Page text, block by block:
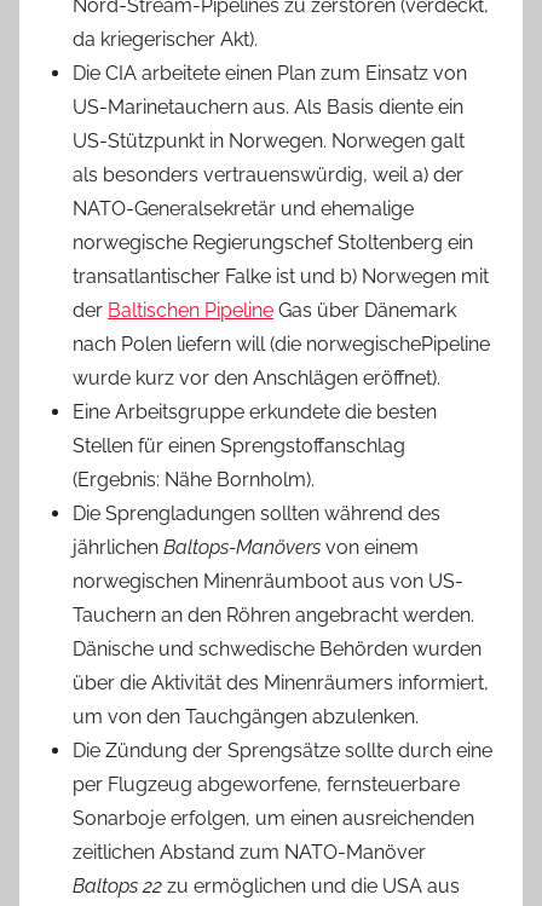
Nord-Stream-Pipelines zu zerstören (verdeckt,
da kriegerischer Akt).
Die CIA arbeitete einen Plan zum Einsatz von
US-Marinetauchern aus. Als Basis diente ein
US-Stützpunkt in Norwegen. Norwegen galt
als besonders vertrauenswürdig, weil a) der
NATO-Generalsekretär und ehemalige
norwegische Regierungschef Stoltenberg ein
transatlantischer Falke ist und b) Norwegen mit
der Baltischen Pipeline Gas über Dänemark
nach Polen liefern will (die norwegischePipeline
wurde kurz vor den Anschlägen eröffnet).
Eine Arbeitsgruppe erkundete die besten
Stellen für einen Sprengstoffanschlag
(Ergebnis: Nähe Bornholm).
Die Sprengladungen sollten während des
jährlichen Baltops-Manövers von einem
norwegischen Minenräumboot aus von US-
Tauchern an den Röhren angebracht werden.
Dänische und schwedische Behörden wurden
über die Aktivität des Minenräumers informiert,
um von den Tauchgängen abzulenken.
Die Zündung der Sprengsätze sollte durch eine
per Flugzeug abgeworfene, fernsteuerbare
Sonarboje erfolgen, um einen ausreichenden
zeitlichen Abstand zum NATO-Manöver
Baltops 22 zu ermöglichen und die USA aus